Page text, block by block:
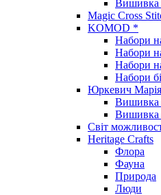
Вишивка
Magic Cross
KOMOD *
Набори
Набори
Набори
Набори
Юркевич Марія
Вишивка
Вишивка
Світ
Heritage Crafts
Флора
Фауна
Природа
Люди